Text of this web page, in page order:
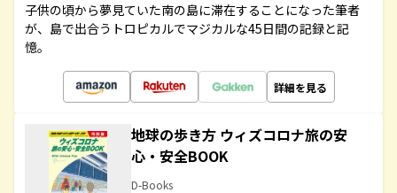
子供の頃から夢見ていた南の島に滞在することになった筆者
が、島で出合うトロピカルでマジカルな45日間の記録と記
憶。
詳細を見る
地球の歩き方 ウィズコロナ旅の安
心・安全BOOK
D-Books